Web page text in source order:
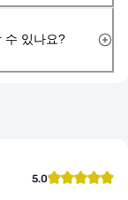
수 있나요?
5.0